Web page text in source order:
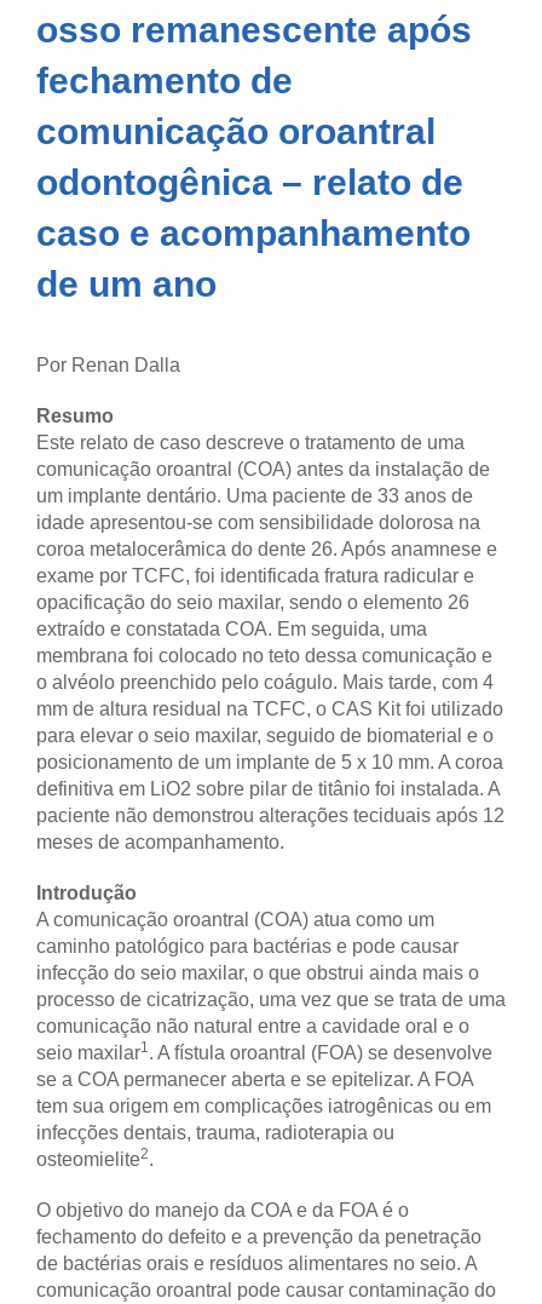
osso remanescente após
fechamento de
comunicação oroantral
odontogênica – relato de
caso e acompanhamento
de um ano
Por Renan Dalla
Resumo
Este relato de caso descreve o tratamento de uma
comunicação oroantral (COA) antes da instalação de
um implante dentário. Uma paciente de 33 anos de
idade apresentou-se com sensibilidade dolorosa na
coroa metalocerâmica do dente 26. Após anamnese e
exame por TCFC, foi identificada fratura radicular e
opacificação do seio maxilar, sendo o elemento 26
extraído e constatada COA. Em seguida, uma
membrana foi colocado no teto dessa comunicação e
o alvéolo preenchido pelo coágulo. Mais tarde, com 4
mm de altura residual na TCFC, o CAS Kit foi utilizado
para elevar o seio maxilar, seguido de biomaterial e o
posicionamento de um implante de 5 x 10 mm. A coroa
definitiva em LiO2 sobre pilar de titânio foi instalada. A
paciente não demonstrou alterações teciduais após 12
meses de acompanhamento.
Introdução
A comunicação oroantral (COA) atua como um
caminho patológico para bactérias e pode causar
infecção do seio maxilar, o que obstrui ainda mais o
processo de cicatrização, uma vez que se trata de uma
comunicação não natural entre a cavidade oral e o
seio maxilar1 . A fístula oroantral (FOA) se desenvolve
se a COA permanecer aberta e se epitelizar. A FOA
tem sua origem em complicações iatrogênicas ou em
infecções dentais, trauma, radioterapia ou
osteomielite2.
O objetivo do manejo da COA e da FOA é o
fechamento do defeito e a prevenção da penetração
de bactérias orais e resíduos alimentares no seio. A
comunicação oroantral pode causar contaminação do